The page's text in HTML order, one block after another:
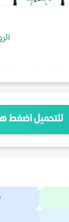
للتحميل اضغط